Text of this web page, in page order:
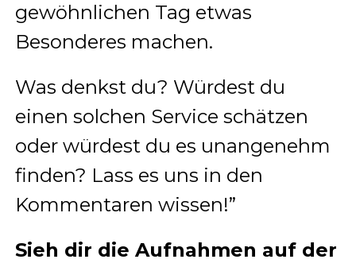
gewöhnlichen Tag etwas
Besonderes machen.
Was denkst du? Würdest du
einen solchen Service schätzen
oder würdest du es unangenehm
finden? Lass es uns in den
Kommentaren wissen!”
Sieh dir die Aufnahmen auf der